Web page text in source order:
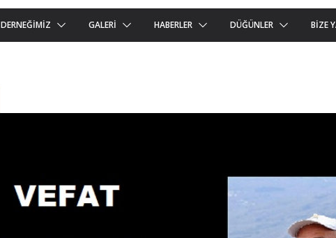
DERNEĞIMIZ GALERI HABERLER DÜĞÜNLER BIZE